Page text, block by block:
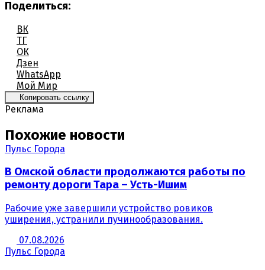
Поделиться:
ВК
ТГ
ОК
Дзен
WhatsApp
Мой Мир
Копировать ссылку
Реклама
Похожие новости
Пульс Города
В Омской области продолжаются работы по
ремонту дороги Тара – Усть-Ишим
Рабочие уже завершили устройство ровиков
уширения, устранили пучинообразования.
07.08.2026
Пульс Города